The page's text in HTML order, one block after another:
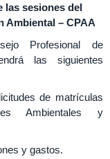
las sesiones del
Ambiental – CPAA
Profesional de
las siguientes
de matrículas
Ambientales y
y gastos.